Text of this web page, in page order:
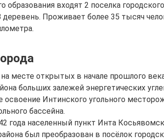
образования входят 2 поселка
деревень. Проживает более 35 тысяч
на месте открытых в начале прошлого
больших залежей энергетических
Интинского угольного
бассейна.
года населенный пункт Инта
был преобразован в посёлок